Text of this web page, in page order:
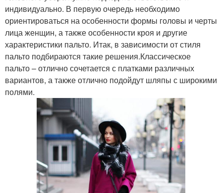
индивидуально. В первую очередь необходимо
ориентироваться на особенности формы головы и черты
лица женщин, а также особенности кроя и другие
характеристики пальто. Итак, в зависимости от стиля
пальто подбираются такие решения.Классическое
пальто – отлично сочетается с платками различных
вариантов, а также отлично подойдут шляпы с широкими
полями.